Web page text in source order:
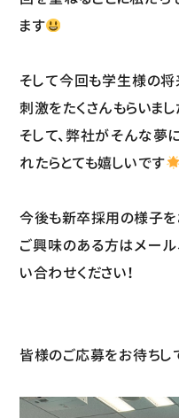
ます
そして今回も学生様の将
刺激をたくさんもらいまし
そして、弊社がそんな夢
れたらとても嬉しいです
今後も新卒採用の様子を
ご興味のある方はメール
い合わせください！
皆様のご応募をお待ち